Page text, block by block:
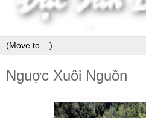
Nguợc Xuôi Nguồn